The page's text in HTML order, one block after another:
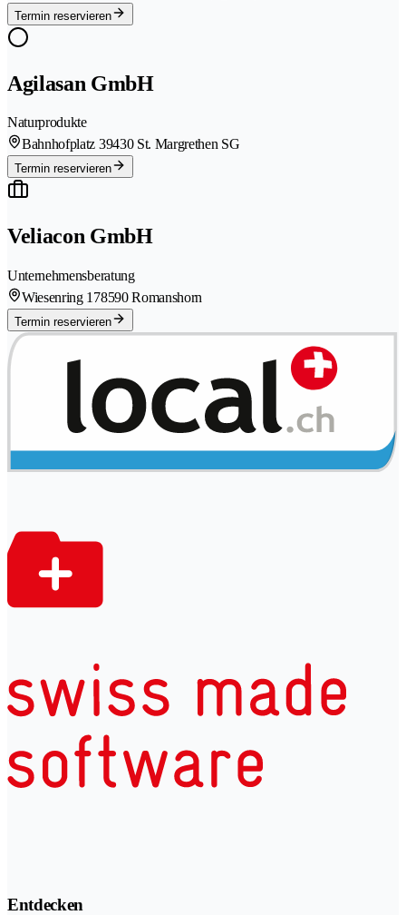
Termin reservieren
Agilasan GmbH
Naturprodukte
Bahnhofplatz 39430 St. Margrethen SG
Termin reservieren
Veliacon GmbH
Unternehmensberatung
Wiesenring 178590 Romanshorn
Termin reservieren
Entdecken